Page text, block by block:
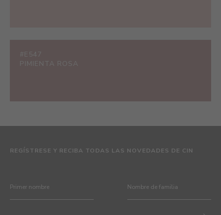
#E547
PIMIENTA ROSA
REGÍSTRESE Y RECIBA TODAS LAS NOVEDADES DE CIN